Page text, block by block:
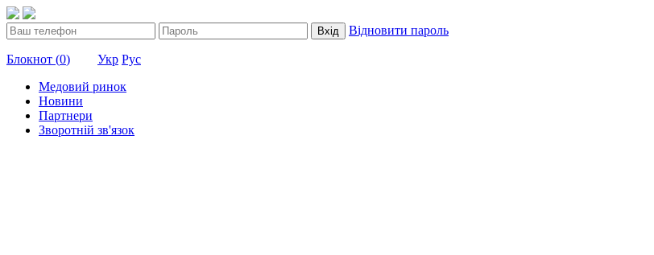
Вхід Відновити пароль
Блокнот (0) Укр Рус
Медовий ринок
Новини
Партнери
Зворотній зв'язок